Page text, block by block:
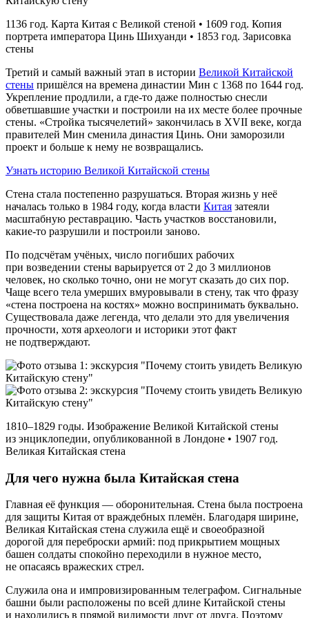
1136 год. Карта Китая с Великой стеной • 1609 год. Копия
портрета императора Цинь Шихуанди • 1853 год. Зарисовка
стены
Третий и самый важный этап в истории Великой Китайской
стены пришёлся на времена династии Мин с 1368 по 1644 год.
Укрепление продлили, а где‑то даже полностью снесли
обветшавшие участки и построили на их месте более прочные
стены. «Стройка тысячелетий» закончилась в XVII веке, когда
правителей Мин сменила династия Цинь. Они заморозили
проект и больше к нему не возвращались.
Узнать историю Великой Китайской стены
Стена стала постепенно разрушаться. Вторая жизнь у неё
началась только в 1984 году, когда власти Китая затеяли
масштабную реставрацию. Часть участков восстановили,
какие‑то разрушили и построили заново.
По подсчётам учёных, число погибших рабочих
при возведении стены варьируется от 2 до 3 миллионов
человек, но сколько точно, они не могут сказать до сих пор.
Чаще всего тела умерших вмуровывали в стену, так что фразу
«стена построена на костях» можно воспринимать буквально.
Существовала даже легенда, что делали это для увеличения
прочности, хотя археологи и историки этот факт
не подтверждают.
1810–1829 годы. Изображение Великой Китайской стены
из энциклопедии, опубликованной в Лондоне • 1907 год.
Великая Китайская стена
Для чего нужна была Китайская стена
Главная её функция — оборонительная. Стена была построена
для защиты Китая от враждебных племён. Благодаря ширине,
Великая Китайская стена служила ещё и своеобразной
дорогой для переброски армий: под прикрытием мощных
башен солдаты спокойно переходили в нужное место,
не опасаясь вражеских стрел.
Служила она и импровизированным телеграфом. Сигнальные
башни были расположены по всей длине Китайской стены
и находились в прямой видимости друг от друга. Поэтому